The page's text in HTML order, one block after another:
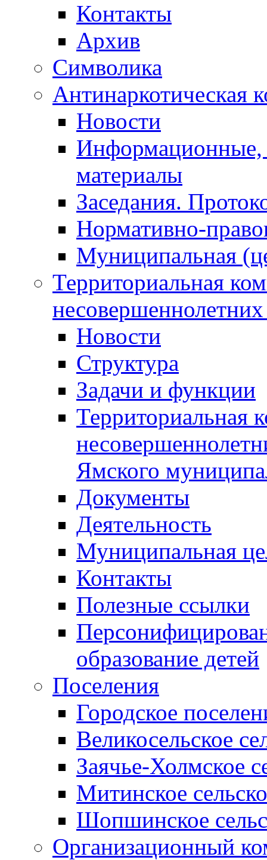
Контакты
Архив
Символика
Антинаркотическая
Новости
Информационные,
материалы
Заседания.
Нормативно-
Муниципальная
Территориальная
Новости
Структура
Задачи и функции
Территориальная
Ямского
Документы
Деятельность
Муниципальная
Контакты
Полезные ссылки
образование детей
Поселения
Городское
Великосельское
Заячье-Холмское
Митинское
Шопшинское
Организационный